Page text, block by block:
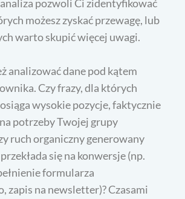
pozwoli Ci zidentyfikować
możesz zyskać przewagę, lub
warto skupić więcej uwagi.
analizować dane pod kątem
Czy frazy, dla których
wysokie pozycje, faktycznie
potrzeby Twojej grupy
ruch organiczny generowany
się na konwersje (np.
formularza
zapis na newsletter)? Czasami